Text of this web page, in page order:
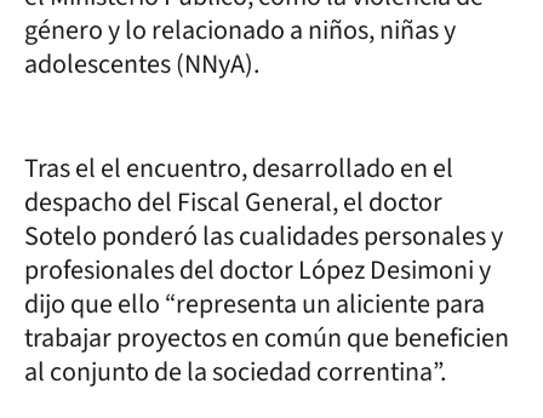
género y lo relacionado a niños, niñas y
adolescentes (NNyA).
Tras el el encuentro, desarrollado en el
despacho del Fiscal General, el doctor
Sotelo ponderó las cualidades personales y
profesionales del doctor López Desimoni y
dijo que ello “representa un aliciente para
trabajar proyectos en común que beneficien
al conjunto de la sociedad correntina”.